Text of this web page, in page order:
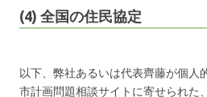
(4) 全国の住民協定
以下、弊社あるいは代表齊藤が個人
市計画問題相談サイトに寄せられた